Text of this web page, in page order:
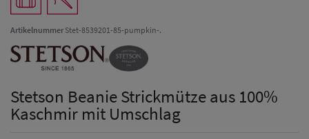
ArtikelnummerStet-8539201-85-pumpkin-.
Stetson Beanie Strickmütze aus 100%
Kaschmir mit Umschlag